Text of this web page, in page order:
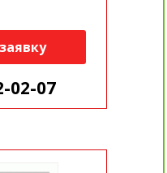
02-07